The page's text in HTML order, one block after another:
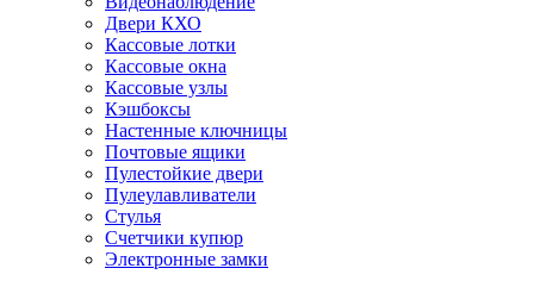
Двери КХО
Кассовые лотки
Кассовые окна
Кассовые узлы
Кэшбоксы
Настенные ключницы
Почтовые ящики
Пулестойкие двери
Пулеулавливатели
Стулья
Счетчики купюр
Электронные замки